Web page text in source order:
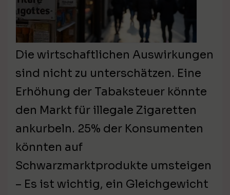
Die wirtschaftlichen Auswirkungen
sind nicht zu unterschätzen. Eine
Erhöhung der Tabaksteuer könnte
den Markt für illegale Zigaretten
ankurbeln. 25% der Konsumenten
könnten auf
Schwarzmarktprodukte umsteigen
– Es ist wichtig, ein Gleichgewicht